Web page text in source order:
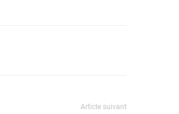
Article suivant